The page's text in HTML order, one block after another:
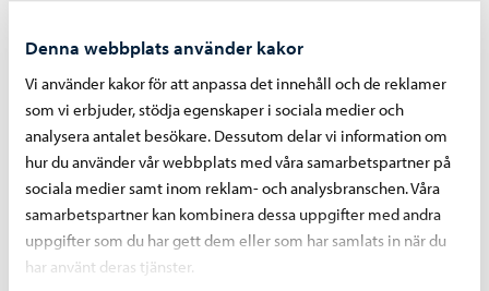
Denna webbplats använder kakor
Vi använder kakor för att anpassa det innehåll och de reklamer
som vi erbjuder, stödja egenskaper i sociala medier och
analysera antalet besökare. Dessutom delar vi information om
hur du använder vår webbplats med våra samarbetspartner på
sociala medier samt inom reklam- och analysbranschen. Våra
samarbetspartner kan kombinera dessa uppgifter med andra
uppgifter som du har gett dem eller som har samlats in när du
har använt deras tjänster.
Borgå vatten-07.07.2026
Bräddningar vid pumpstationer på grund av
störtregn 4. – 5.7.2026